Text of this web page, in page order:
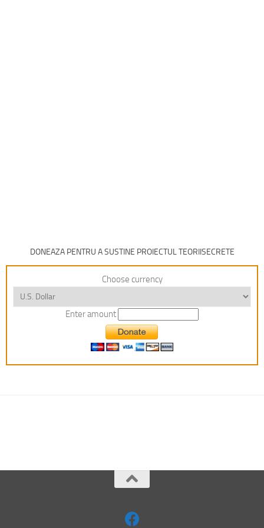
DONEAZA PENTRU A SUSTINE PROIECTUL TEORIISECRETE
Choose currency
Enter amount